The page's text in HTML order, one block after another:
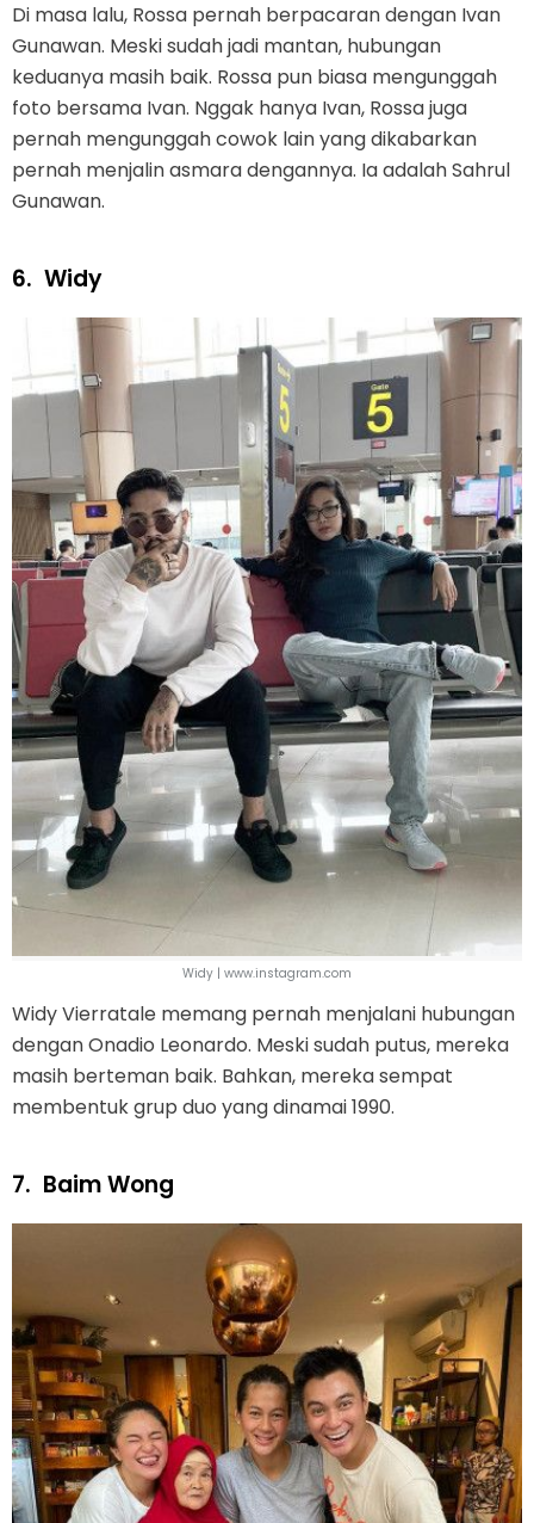
Di masa lalu, Rossa pernah berpacaran dengan Ivan
Gunawan. Meski sudah jadi mantan, hubungan
keduanya masih baik. Rossa pun biasa mengunggah
foto bersama Ivan. Nggak hanya Ivan, Rossa juga
pernah mengunggah cowok lain yang dikabarkan
pernah menjalin asmara dengannya. Ia adalah Sahrul
Gunawan.
6. Widy
Widy | www.instagram.com
Widy Vierratale memang pernah menjalani hubungan
dengan Onadio Leonardo. Meski sudah putus, mereka
masih berteman baik. Bahkan, mereka sempat
membentuk grup duo yang dinamai 1990.
7. Baim Wong